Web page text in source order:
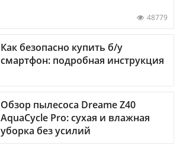
48779
Как безопасно купить б/у
смартфон: подробная инструкция
Обзор пылесоса Dreame Z40
AquaCycle Pro: сухая и влажная
уборка без усилий